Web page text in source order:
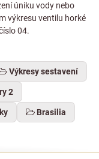
úniku vody nebo
výkresu ventilu horké
04.
Výkresy sestavení
2
Brasilia